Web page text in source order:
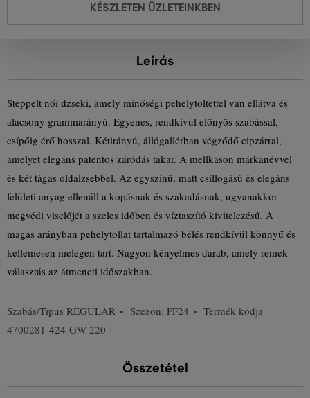
KÉSZLETEN ÜZLETEINKBEN
Leírás
Steppelt női dzseki, amely minőségi pehelytöltettel van ellátva és
alacsony grammarányú. Egyenes, rendkívül előnyös szabással,
csípőig érő hosszal. Kétirányú, állógallérban végződő cipzárral,
amelyet elegáns patentos záródás takar. A mellkason márkanévvel
és két tágas oldalzsebbel. Az egyszínű, matt csillogású és elegáns
felületi anyag ellenáll a kopásnak és szakadásnak, ugyanakkor
megvédi viselőjét a szeles időben és víztaszító kivitelezésű. A
magas arányban pehelytollat tartalmazó bélés rendkívül könnyű és
kellemesen melegen tart. Nagyon kényelmes darab, amely remek
választás az átmeneti időszakban.
Szabás/Típus REGULAR Szezon: PF24
Termék kódja
4700281-424-GW-220
Összetétel